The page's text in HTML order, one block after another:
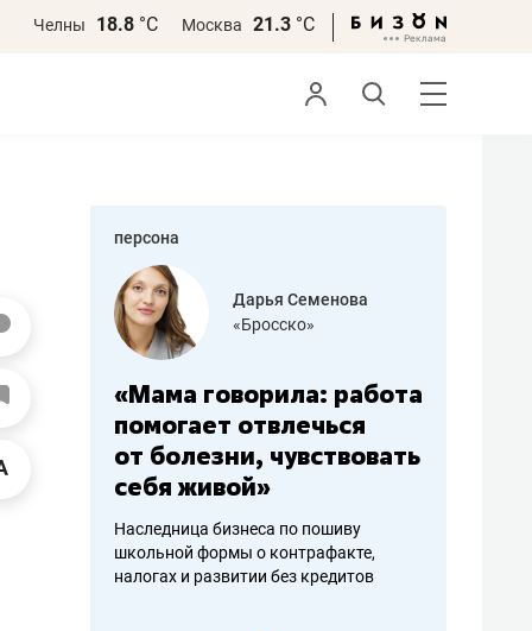
Челны 18.8 °С Москва 21.3 °С
персона
мастеров
Дарья Семенова
«Бросско»
«Мама говорила: работа
помогает отвлечься
от болезни, чувствовать
себя живой»
Наследница бизнеса по пошиву
школьной формы о контрафакте,
налогах и развитии без кредитов